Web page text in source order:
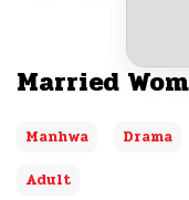
Married
Manhwa Drama
Adult